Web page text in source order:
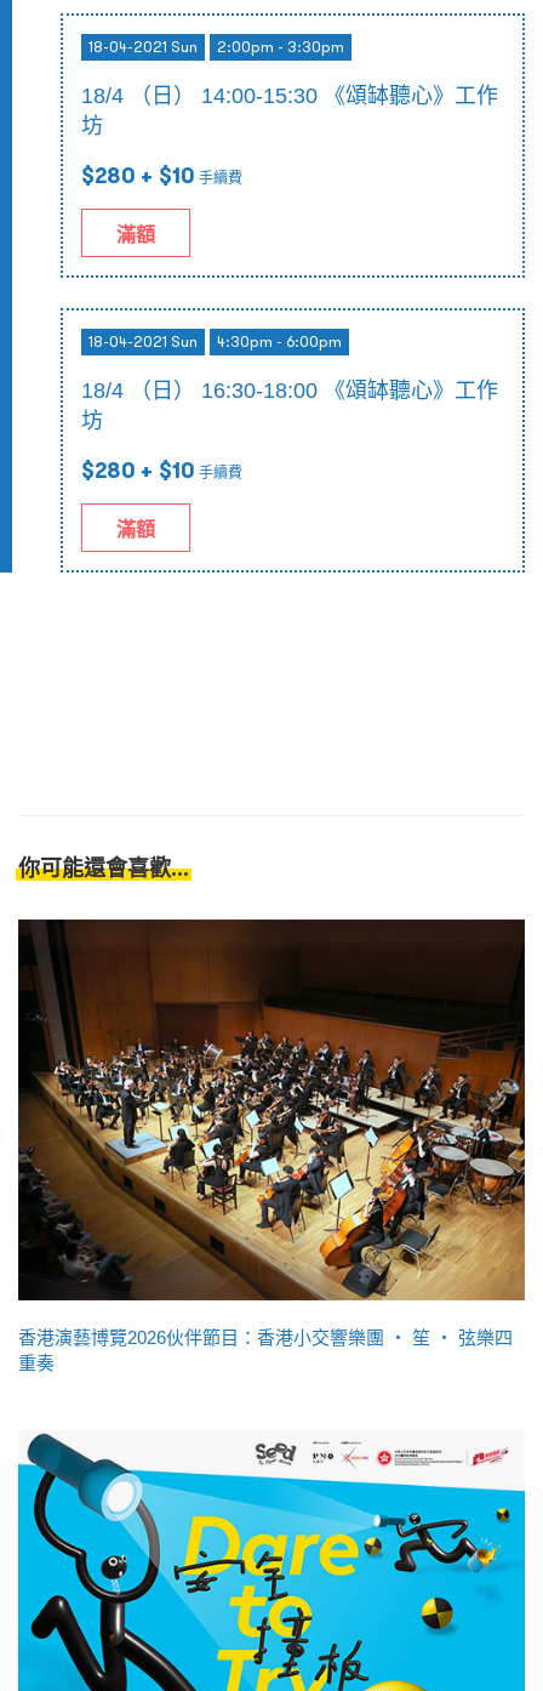
18-04-2021 Sun 2:00pm - 3:30pm
18/4 （日） 14:00-15:30 《頌缽聽心》工作
坊
$280 + $10 手續費
滿額
18-04-2021 Sun 4:30pm - 6:00pm
18/4 （日） 16:30-18:00 《頌缽聽心》工作
坊
$280 + $10 手續費
滿額
你可能還會喜歡...
香港演藝博覽2026伙伴節目：香港小交響樂團 ‧ 笙 ‧ 弦樂四
重奏